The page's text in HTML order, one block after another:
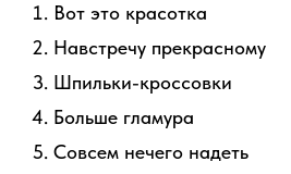
Вот это красотка
Навстречу прекрасному
Шпильки-кроссовки
Больше гламура
Совсем нечего надеть